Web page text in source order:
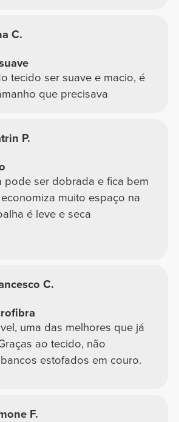
C.
tecido ser suave e macio, é
que precisava
P.
pode ser dobrada e fica bem
muito espaço na
é leve e seca
C.
uma das melhores que já
ao tecido, não
estofados em couro.
F.